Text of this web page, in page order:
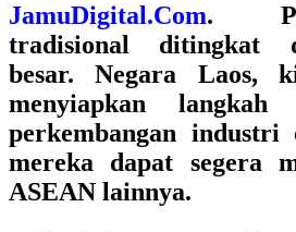
JamuDigital.Com.
tradisional ditingkat
besar. Negara Laos,
menyiapkan
perkembangan industri
mereka dapat segera
ASEAN lainnya.